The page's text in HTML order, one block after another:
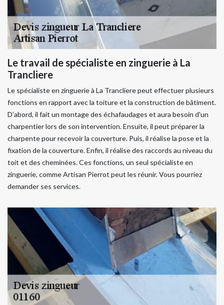
Le travail de spécialiste en zinguerie à La
Trancliere
Le spécialiste en zinguerie à La Trancliere peut effectuer plusieurs
fonctions en rapport avec la toiture et la construction de bâtiment.
D’abord, il fait un montage des échafaudages et aura besoin d'un
charpentier lors de son intervention. Ensuite, il peut préparer la
charpente pour recevoir la couverture. Puis, il réalise la pose et la
fixation de la couverture. Enfin, il réalise des raccords au niveau du
toit et des cheminées. Ces fonctions, un seul spécialiste en
zinguerie, comme Artisan Pierrot peut les réunir. Vous pourriez
demander ses services.